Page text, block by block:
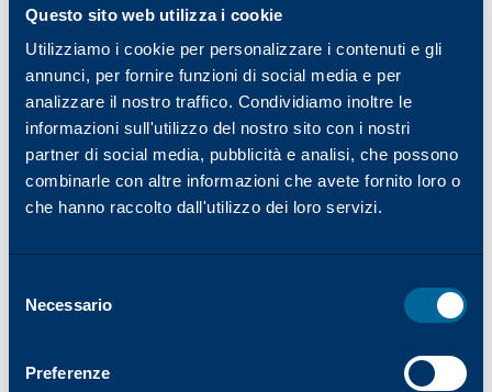
Questo sito web utilizza i cookie
Utilizziamo i cookie per personalizzare i contenuti e gli
annunci, per fornire funzioni di social media e per
analizzare il nostro traffico. Condividiamo inoltre le
informazioni sull'utilizzo del nostro sito con i nostri
partner di social media, pubblicità e analisi, che possono
combinarle con altre informazioni che avete fornito loro o
che hanno raccolto dall'utilizzo dei loro servizi.
delNecessario
Preferenze
stato il suo obiettivo. Vedere quell'aspirazione
trasformarsi in un lungo e appagante percorso
professionale è stato profondamente
gratificante. Quando le viene chiesto di cosa va
più fiera nella sua carriera, lei indica la
collaborazione e la mentalità orientata alla
crescita. "Ho abbracciato il cambiamento, ho
apprendere", ha affermato. "Ma il successo è
Victoria crea intenzionalmente uno spazio in cui
incoraggiando la partecipazione, riconoscendo i